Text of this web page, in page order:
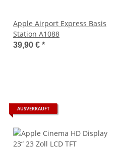
Apple Airport Express Basis
Station A1088
39,90 € *
AUSVERKAUFT